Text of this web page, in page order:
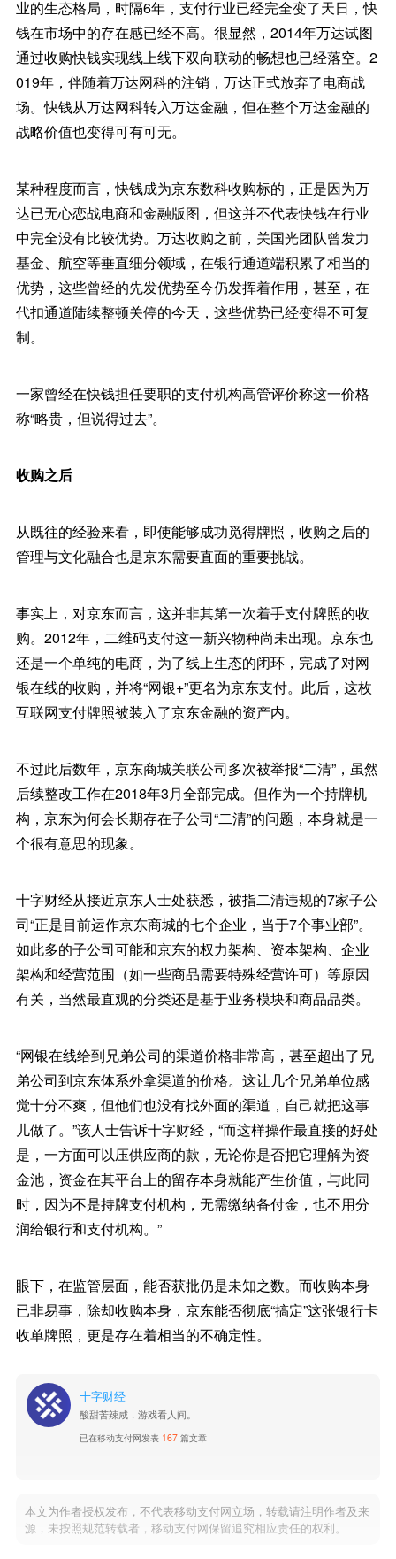
业的生态格局，时隔6年，支付行业已经完全变了天日，快
钱在市场中的存在感已经不高。很显然，2014年万达试图
通过收购快钱实现线上线下双向联动的畅想也已经落空。2
019年，伴随着万达网科的注销，万达正式放弃了电商战
场。快钱从万达网科转入万达金融，但在整个万达金融的
战略价值也变得可有可无。
某种程度而言，快钱成为京东数科收购标的，正是因为万
达已无心恋战电商和金融版图，但这并不代表快钱在行业
中完全没有比较优势。万达收购之前，关国光团队曾发力
基金、航空等垂直细分领域，在银行通道端积累了相当的
优势，这些曾经的先发优势至今仍发挥着作用，甚至，在
代扣通道陆续整顿关停的今天，这些优势已经变得不可复
制。
一家曾经在快钱担任要职的支付机构高管评价称这一价格
称“略贵，但说得过去”。
收购之后
从既往的经验来看，即使能够成功觅得牌照，收购之后的
管理与文化融合也是京东需要直面的重要挑战。
事实上，对京东而言，这并非其第一次着手支付牌照的收
购。2012年，二维码支付这一新兴物种尚未出现。京东也
还是一个单纯的电商，为了线上生态的闭环，完成了对网
银在线的收购，并将“网银+”更名为京东支付。此后，这枚
互联网支付牌照被装入了京东金融的资产内。
不过此后数年，京东商城关联公司多次被举报“二清”，虽然
后续整改工作在2018年3月全部完成。但作为一个持牌机
构，京东为何会长期存在子公司“二清”的问题，本身就是一
个很有意思的现象。
十字财经从接近京东人士处获悉，被指二清违规的7家子公
司“正是目前运作京东商城的七个企业，当于7个事业部”。
如此多的子公司可能和京东的权力架构、资本架构、企业
架构和经营范围（如一些商品需要特殊经营许可）等原因
有关，当然最直观的分类还是基于业务模块和商品品类。
“网银在线给到兄弟公司的渠道价格非常高，甚至超出了兄
弟公司到京东体系外拿渠道的价格。这让几个兄弟单位感
觉十分不爽，但他们也没有找外面的渠道，自己就把这事
儿做了。”该人士告诉十字财经，“而这样操作最直接的好处
是，一方面可以压供应商的款，无论你是否把它理解为资
金池，资金在其平台上的留存本身就能产生价值，与此同
时，因为不是持牌支付机构，无需缴纳备付金，也不用分
润给银行和支付机构。”
眼下，在监管层面，能否获批仍是未知之数。而收购本身
已非易事，除却收购本身，京东能否彻底“搞定”这张银行卡
收单牌照，更是存在着相当的不确定性。
十字财经
酸甜苦辣咸，游戏看人间。
已在移动支付网发表 167 篇文章
本文为作者授权发布，不代表移动支付网立场，转载请注明作者及来
源，未按照规范转载者，移动支付网保留追究相应责任的权利。